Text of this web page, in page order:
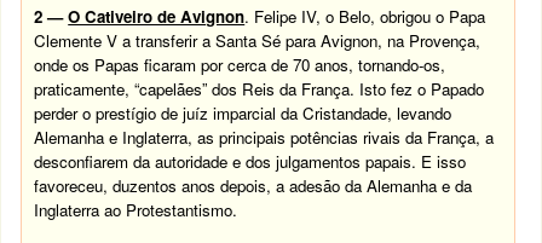
2 — O Cativeiro de Avignon. Felipe IV, o Belo, obrigou o Papa
Clemente V a transferir a Santa Sé para Avignon, na Provença,
onde os Papas ficaram por cerca de 70 anos, tornando-os,
praticamente, “capelães” dos Reis da França. Isto fez o Papado
perder o prestígio de juíz imparcial da Cristandade, levando
Alemanha e Inglaterra, as principais potências rivais da França, a
desconfiarem da autoridade e dos julgamentos papais. E isso
favoreceu, duzentos anos depois, a adesão da Alemanha e da
Inglaterra ao Protestantismo.